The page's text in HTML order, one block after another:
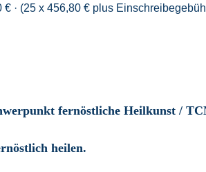
€ · (25 x 456,80 € plus
fernöstliche Heilkunst /
heilen.